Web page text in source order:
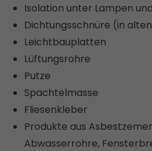
Isolation unter Lampen
Dichtungsschnüre (in
Leichtbauplatten
Lüftungsrohre
Putze
Spachtelmasse
Fliesenkleber
Produkte aus
Abwasserrohre,